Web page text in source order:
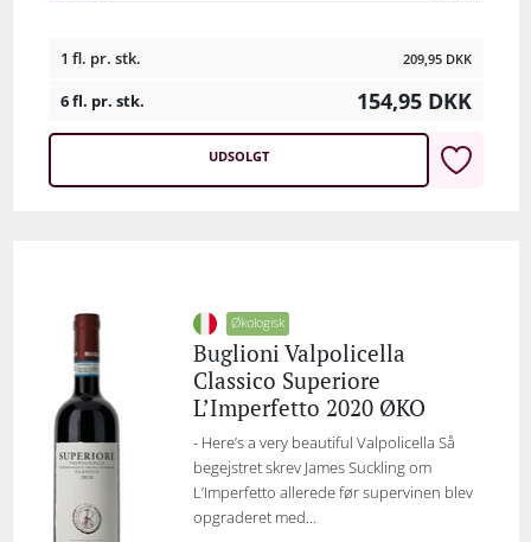
1 fl. pr. stk. 209,95 DKK
6 fl. pr. stk. 154,95 DKK
UDSOLGT
Økologisk
Buglioni Valpolicella
Classico Superiore
L’Imperfetto 2020 ØKO
- Here’s a very beautiful Valpolicella Så
begejstret skrev James Suckling om
L’Imperfetto allerede før supervinen blev
opgraderet med...